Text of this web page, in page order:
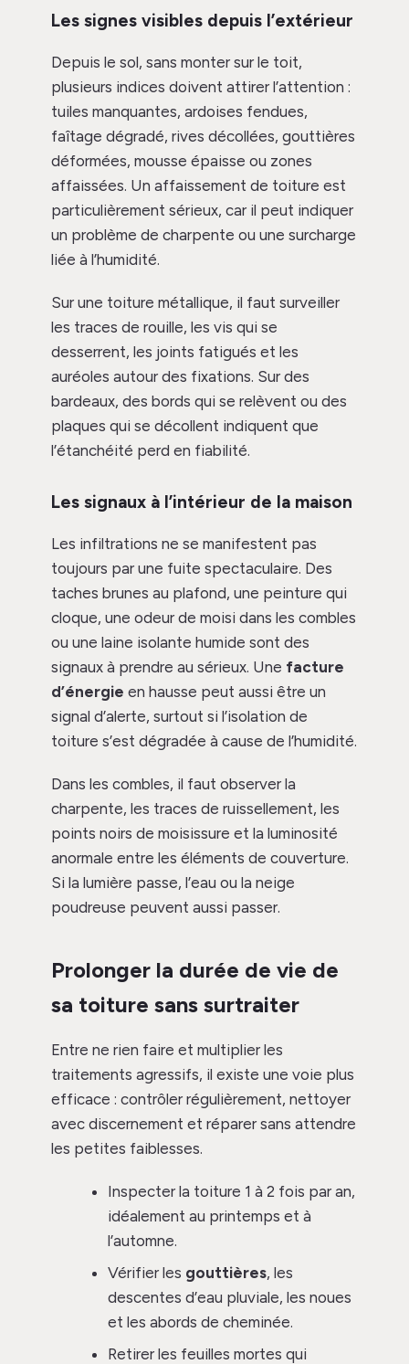
Les signes visibles depuis l’extérieur
Depuis le sol, sans monter sur le toit,
plusieurs indices doivent attirer l’attention :
tuiles manquantes, ardoises fendues,
faîtage dégradé, rives décollées, gouttières
déformées, mousse épaisse ou zones
affaissées. Un affaissement de toiture est
particulièrement sérieux, car il peut indiquer
un problème de charpente ou une surcharge
liée à l’humidité.
Sur une toiture métallique, il faut surveiller
les traces de rouille, les vis qui se
desserrent, les joints fatigués et les
auréoles autour des fixations. Sur des
bardeaux, des bords qui se relèvent ou des
plaques qui se décollent indiquent que
l’étanchéité perd en fiabilité.
Les signaux à l’intérieur de la maison
Les infiltrations ne se manifestent pas
toujours par une fuite spectaculaire. Des
taches brunes au plafond, une peinture qui
cloque, une odeur de moisi dans les combles
ou une laine isolante humide sont des
signaux à prendre au sérieux. Une facture
d’énergie en hausse peut aussi être un
signal d’alerte, surtout si l’isolation de
toiture s’est dégradée à cause de l’humidité.
Dans les combles, il faut observer la
charpente, les traces de ruissellement, les
points noirs de moisissure et la luminosité
anormale entre les éléments de couverture.
Si la lumière passe, l’eau ou la neige
poudreuse peuvent aussi passer.
Prolonger la durée de vie de
sa toiture sans surtraiter
Entre ne rien faire et multiplier les
traitements agressifs, il existe une voie plus
efficace : contrôler régulièrement, nettoyer
avec discernement et réparer sans attendre
les petites faiblesses.
Inspecter la toiture 1 à 2 fois par an,
idéalement au printemps et à
l’automne.
Vérifier les gouttières, les
descentes d’eau pluviale, les noues
et les abords de cheminée.
Retirer les feuilles mortes qui